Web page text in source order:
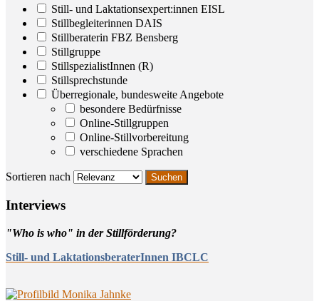
Still- und Laktationsexpert:innen EISL
Stillbegleiterinnen DAIS
Stillberaterin FBZ Bensberg
Stillgruppe
StillspezialistInnen (R)
Stillsprechstunde
Überregionale, bundesweite Angebote
besondere Bedürfnisse
Online-Stillgruppen
Online-Stillvorbereitung
verschiedene Sprachen
Sortieren nach
Inter­views
"Who is who" in der Stillförderung?
Still- und LaktationsberaterInnen IBCLC